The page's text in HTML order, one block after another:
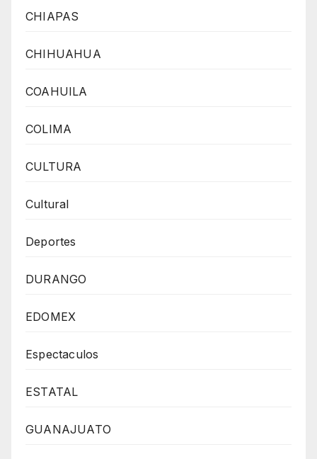
CHIAPAS
CHIHUAHUA
COAHUILA
COLIMA
CULTURA
Cultural
Deportes
DURANGO
EDOMEX
Espectaculos
ESTATAL
GUANAJUATO